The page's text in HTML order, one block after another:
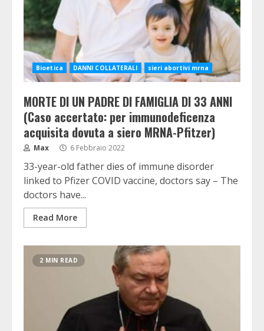
Bioetica DANNI COLLATERALI sieri abortivi mrna
MORTE DI UN PADRE DI FAMIGLIA DI 33 ANNI
(Caso accertato: per immunodeficenza
acquisita dovuta a siero MRNA-Pfitzer)
Max 6 Febbraio 2022
33-year-old father dies of immune disorder
linked to Pfizer COVID vaccine, doctors say – The
doctors have...
Read More
2 MIN READ